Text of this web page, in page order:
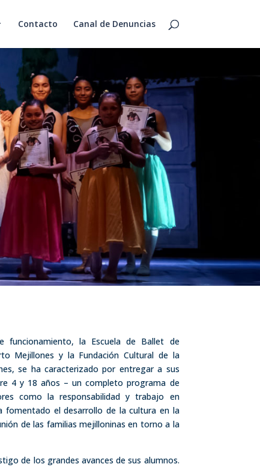
Contacto Canal de Denuncias
funcionamiento, la Escuela de Ballet de
Mejillones y la Fundación Cultural de la
se ha caracterizado por entregar a sus
4 y 18 años – un completo programa de
como la responsabilidad y trabajo en
fomentado el desarrollo de la cultura en la
de las familias mejilloninas en torno a la
de los grandes avances de sus alumnos.